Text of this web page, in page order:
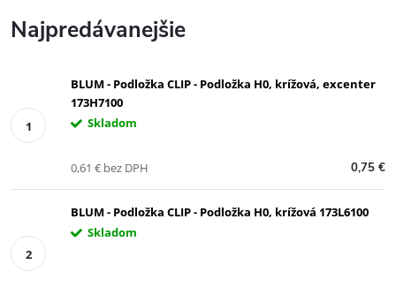
Najpredávanejšie
BLUM - Podložka CLIP - Podložka H0, krížová, excenter
173H7100
Skladom
0,75 €
0,61 € bez DPH
BLUM - Podložka CLIP - Podložka H0, krížová 173L6100
Skladom